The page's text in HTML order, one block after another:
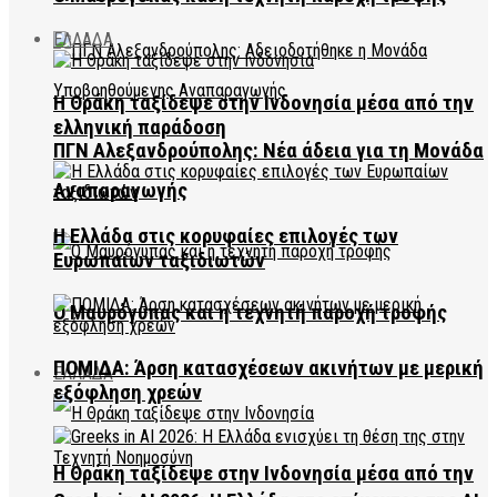
ΠΓΝ Αλεξανδρούπολης: Νέα άδεια για τη Μονάδα
Αναπαραγωγής
Ο Μαυρόγυπας και η τεχνητή παροχή τροφής
ΕΛΛΑΔΑ
Η Θράκη ταξίδεψε στην Ινδονησία μέσα από την
ΕΛΛΑΔΑ
Η Θράκη ταξίδεψε στην Ινδονησία μέσα από την
ελληνική παράδοση
Η Ελλάδα στις κορυφαίες επιλογές των
Ευρωπαίων ταξιδιωτών
ΠΟΜΙΔΑ: Άρση κατασχέσεων ακινήτων με μερική
εξόφληση χρεών